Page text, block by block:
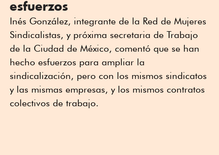
esfuerzos
Inés González, integrante de la Red de Mujeres
Sindicalistas, y próxima secretaria de Trabajo
de la Ciudad de México, comentó que se han
hecho esfuerzos para ampliar la
sindicalización, pero con los mismos sindicatos
y las mismas empresas, y los mismos contratos
colectivos de trabajo.